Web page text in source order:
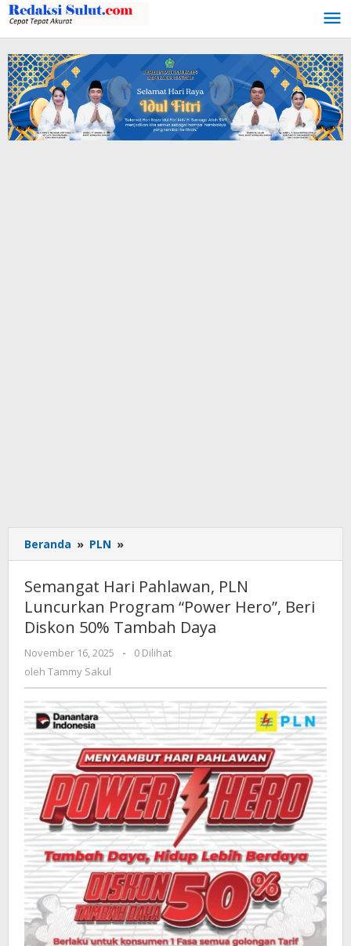
Lewati
ke
konten
Beranda » PLN »
Hari
Pahlawan,
PLN
Luncurkan
Program
Hero”,
Diskon
50%
Tambah
Daya
Semangat Hari Pahlawan, PLN
Luncurkan Program “Power Hero”, Beri
Diskon 50% Tambah Daya
November 16, 2025
oleh
-
0 Dilihat
oleh Tammy Sakul